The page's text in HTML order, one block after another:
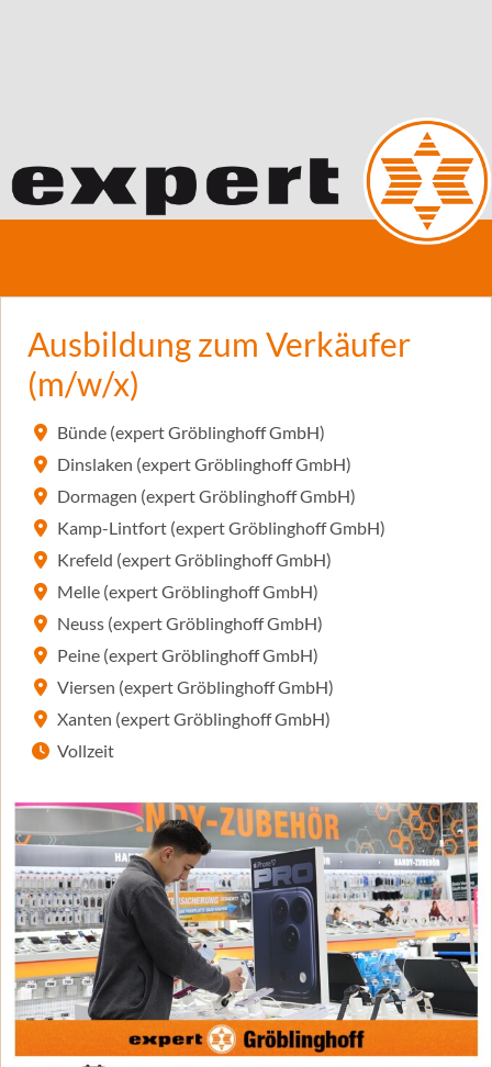
Ausbildung zum Verkäufer
(m/w/x)
Bünde (expert Gröblinghoff GmbH)
Dinslaken (expert Gröblinghoff GmbH)
Dormagen (expert Gröblinghoff GmbH)
Kamp-Lintfort (expert Gröblinghoff GmbH)
Krefeld (expert Gröblinghoff GmbH)
Melle (expert Gröblinghoff GmbH)
Neuss (expert Gröblinghoff GmbH)
Peine (expert Gröblinghoff GmbH)
Viersen (expert Gröblinghoff GmbH)
Xanten (expert Gröblinghoff GmbH)
Vollzeit